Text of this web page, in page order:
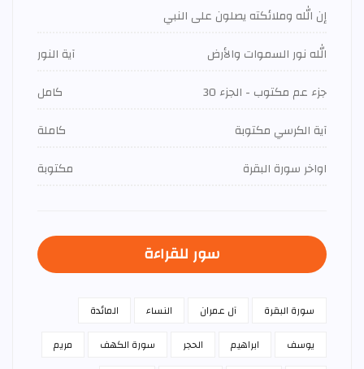
إن الله وملائكته يصلون على النبي
الله نور السموات والأرض
آية النور
جزء عم مكتوب - الجزء 30
كامل
آية الكرسي مكتوبة
كاملة
اواخر سورة البقرة
مكتوبة
سور للقراءة
سورة البقرة آل عمران النساء
المائدة
يوسف
ابراهيم الحجر سورة الكهف
مريم